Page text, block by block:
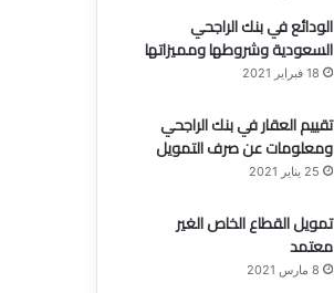
الودائع في بنك الراجحي
السعودية وشروطها ومميزاتها
18 فبراير 2021
تقييم العقار في بنك الراجحي
ومعلومات عن صرف التمويل
25 يناير 2021
تمويل القطاع الخاص الغير
معتمد
8 مارس 2021